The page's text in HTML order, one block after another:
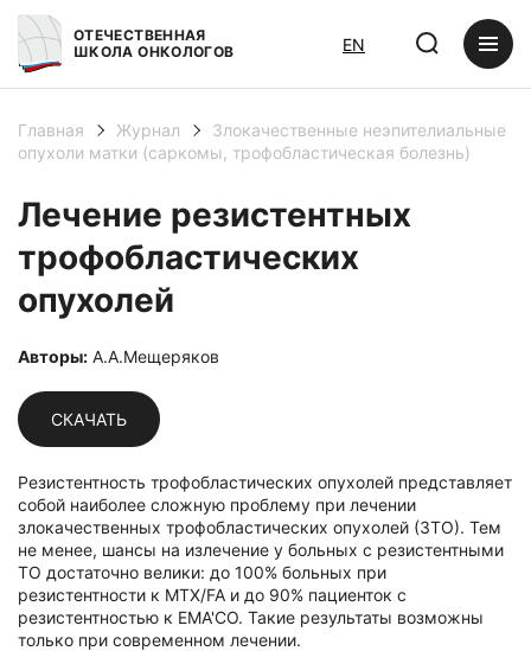
ОТЕЧЕСТВЕННАЯ
ШКОЛА ОНКОЛОГОВ
EN
Главная Журнал
Злокачественные неэпителиальные
опухоли матки (саркомы, трофобластическая болезнь)
Лечение резистентных
трофобластических
опухолей
Авторы: А.А.Мещеряков
СКАЧАТЬ
Резистентность трофобластических опухолей представляет
собой наиболее сложную проблему при лечении
злокачественных трофобластических опухолей (ЗТО). Тем
не менее, шансы на излечение у больных с резистентными
ТО достаточно велики: до 100% больных при
резистентности к MTX/FA и до 90% пациенток с
резистентностью к ЕМА'СО. Такие результаты возможны
только при современном лечении.